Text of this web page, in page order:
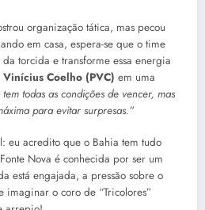
organização tática, mas pecou
em casa, espera-se que o time
torcida e transforme essa energia
Vinícius Coelho (PVC) em uma
tem todas as condições de vencer, mas
para evitar surpresas.”
eu acredito que o Bahia tem tudo
Nova é conhecida por ser um
está engajada, a pressão sobre o
imaginar o coro de “Tricolores”